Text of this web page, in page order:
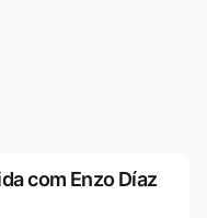
com Enzo Díaz